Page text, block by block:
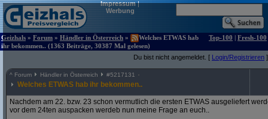
Impressum|
Werbung
Geizhals » Forum » Händler in Österreich »
Welches ETWAS hab
ihr bekommen.. (1363 Beiträge, 30387 Mal gelesen)
Top-100 | Fresh-100
Du bist nicht angemeldet. [ Login/Registrieren ]
^ Forum Händler in Österreich #5217131
Welches ETWAS hab ihr bekommen..
Nachdem am 22. bzw. 23 schon vermutlich die ersten ETWAS ausgeliefert
vor dem 24ten auspacken werdeb nun meine Frage an euch..